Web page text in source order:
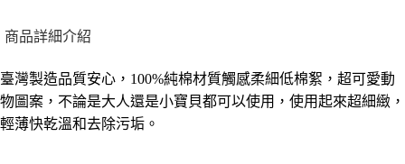
※ 請注意：結帳手續完成當下不需立刻繳費，但若您需要取消訂單，請聯絡
※ 交易是否成功請以「AFTEE先享後付 」之結帳頁面顯示為準，若有關於
是否繳費成功／繳費後需取消欲退款等相關疑問，請聯繫「AFTEE先享後付
每筆NT$60，滿NT$490(含以上)免運費
7-11離島取貨付款
商品詳細介紹
臺灣製造品質安心，100%純棉材質觸感柔細低棉絮，超可愛動
物圖案，不論是大人還是小寶貝都可以使用，使用起來超細緻，
輕薄快乾溫和去除污垢。